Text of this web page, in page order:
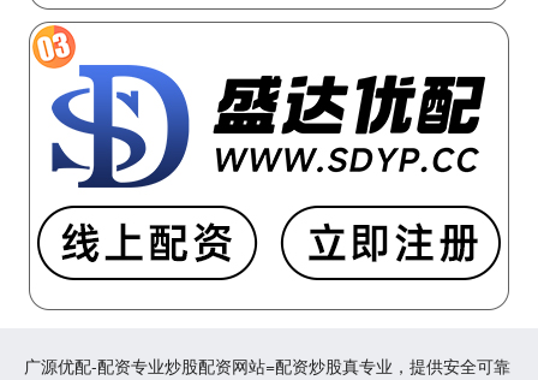
广源优配-配资专业炒股配资网站=配资炒股真专业，提供安全可靠